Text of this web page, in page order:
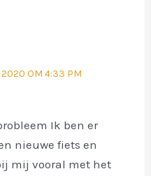
2020 OM 4:33 PM
Ik ben er
nieuwe fiets en
mij vooral met het